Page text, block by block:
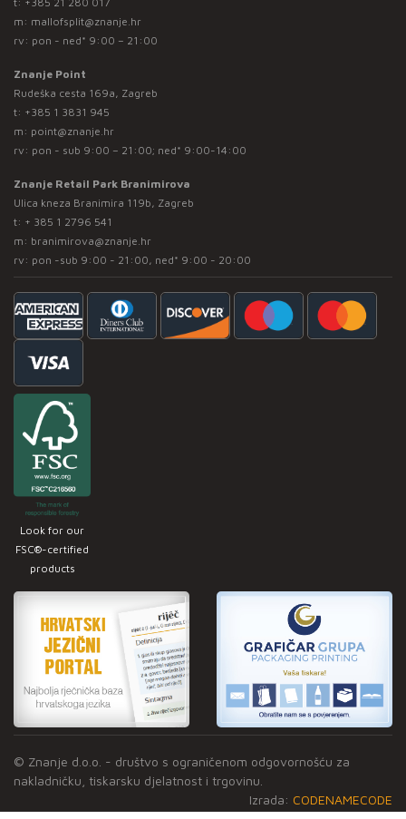
m: mallofsplit@znanje.hr
rv: pon - ned* 9:00 – 21:00
Znanje Point
Rudeška cesta 169a, Zagreb
t: +385 1 3831 945
m: point@znanje.hr
rv: pon - sub 9:00 – 21:00; ned* 9:00-14:00
Znanje Retail Park Branimirova
Ulica kneza Branimira 119b, Zagreb
t: + 385 1 2796 541
m: branimirova@znanje.hr
rv: pon -sub 9:00 - 21:00, ned* 9:00 - 20:00
Look for our
FSC®-certified
products
© Znanje d.o.o. - društvo s ograničenom odgovornošću za
nakladničku, tiskarsku djelatnost i trgovinu.
Izrada: CODENAMECODE